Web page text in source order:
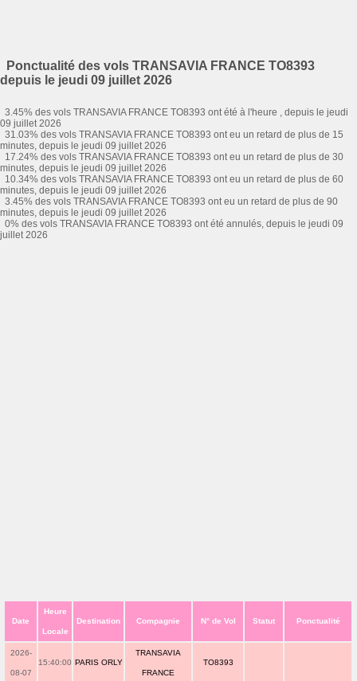
Ponctualité des vols TRANSAVIA FRANCE TO8393
depuis le jeudi 09 juillet 2026
3.45% des vols TRANSAVIA FRANCE TO8393 ont été à l'heure , depuis le jeudi
09 juillet 2026
31.03% des vols TRANSAVIA FRANCE TO8393 ont eu un retard de plus de 15
minutes, depuis le jeudi 09 juillet 2026
17.24% des vols TRANSAVIA FRANCE TO8393 ont eu un retard de plus de 30
minutes, depuis le jeudi 09 juillet 2026
10.34% des vols TRANSAVIA FRANCE TO8393 ont eu un retard de plus de 60
minutes, depuis le jeudi 09 juillet 2026
3.45% des vols TRANSAVIA FRANCE TO8393 ont eu un retard de plus de 90
minutes, depuis le jeudi 09 juillet 2026
0% des vols TRANSAVIA FRANCE TO8393 ont été annulés, depuis le jeudi 09
juillet 2026
Date
Heure
Locale
Destination Compagnie N° de Vol Statut Ponctualité
2026-
08-07
15:40:00 PARIS ORLY
TRANSAVIA
FRANCE
TO8393